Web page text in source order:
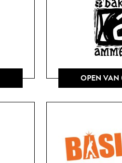
OPEN